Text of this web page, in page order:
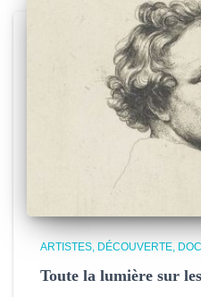
ARTISTES DÉCOUVERTE
Toute la lumière sur